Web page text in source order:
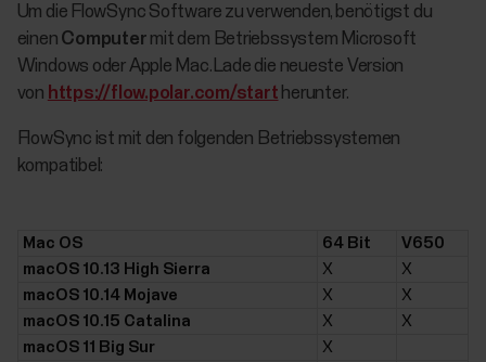
​​Um die FlowSync Software zu verwenden, benötigst du
einen Computer mit dem Betriebssystem Microsoft
Windows oder Apple Mac.Lade die neueste Version
von https://flow.polar.com/start herunter.
FlowSync ist mit den folgenden Betriebssystemen
kompatibel:
Mac OS 64 Bit
V650
macOS 10.13 High Sierra
X
X
macOS 10.14 Mojave
X
X
macOS 10.15 Catalina
X
X
macOS 11 Big Sur
X